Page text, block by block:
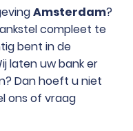
Amsterdam?
compleet te
bent in de
laten uw bank er
Dan hoeft u niet
ons of vraag